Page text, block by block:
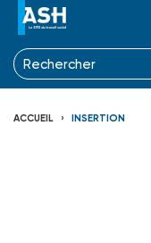
ACCUEIL INSERTION